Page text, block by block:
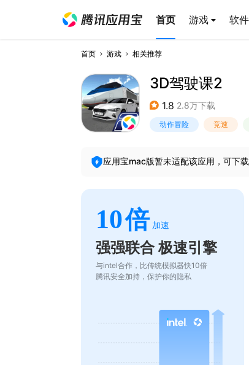
首页 游戏 软件
首页 游戏 相关推荐
3D驾驶课2
1.8 2.8万下载
动作冒险 竞速
应用宝mac版暂未适配该应用，可下
10倍 加速
强强联合 极速引擎
与intel合作，比传统模拟器快10倍
腾讯安全加持，保护你的隐私